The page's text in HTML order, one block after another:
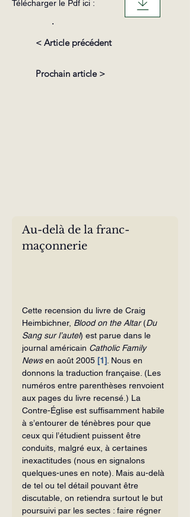
Télécharger le Pdf ici :
.
< Article précédent
Prochain article >
Au-delà de la franc-
maçonnerie
Cette recension du livre de Craig
Heimbichner, Blood on the Altar (Du
Sang sur l’autel) est parue dans le
journal américain Catholic Family
News en août 2005 [1] . Nous en
donnons la traduction française. (Les
numéros entre parenthèses renvoient
aux pages du livre recensé.) La
Contre-Église est suffisamment habile
à s’entourer de ténèbres pour que
ceux qui l’étudient puissent être
conduits, malgré eux, à certaines
inexactitudes (nous en signalons
quelques-unes en note). Mais au-delà
de tel ou tel détail pouvant être
discutable, on retiendra surtout le but
poursuivi par les sectes : faire régner